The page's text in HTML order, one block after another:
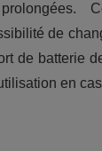
de
de batterie
en